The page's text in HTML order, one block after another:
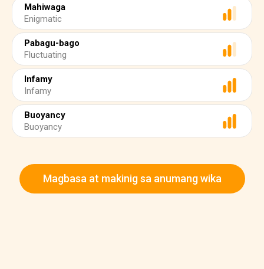
Mahiwaga
Enigmatic
Pabagu-bago
Fluctuating
Infamy
Infamy
Buoyancy
Buoyancy
Magbasa at makinig sa anumang wika